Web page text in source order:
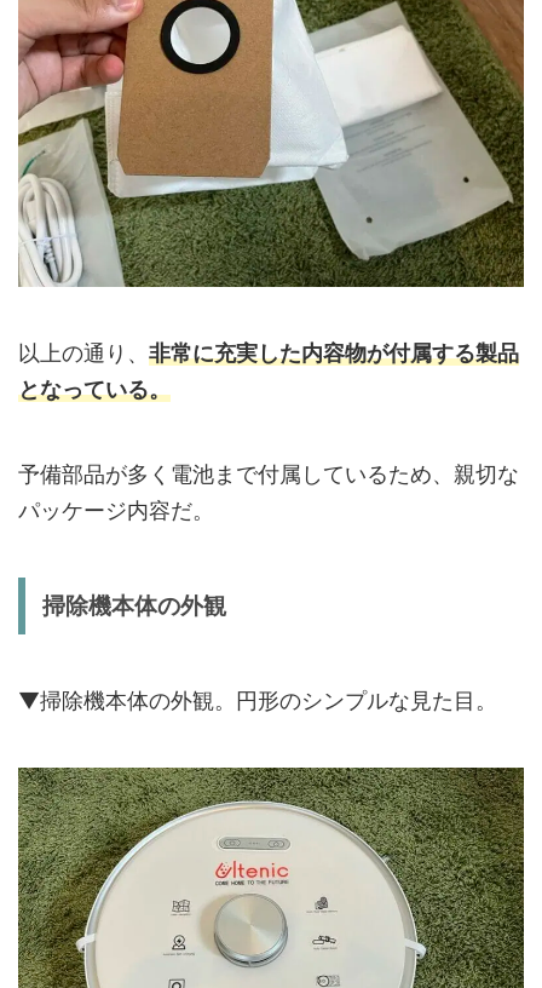
以上の通り、 非常に充実した内容物が付属する製品
となっている。
予備部品が多く電池まで付属しているため、親切な
パッケージ内容だ。
掃除機本体の外観
▼掃除機本体の外観。円形のシンプルな見た目。